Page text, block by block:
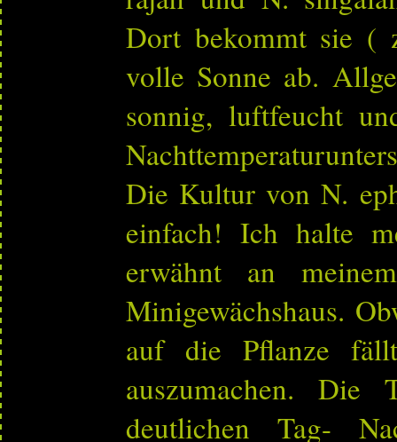
Dort bekommt sie (
volle Sonne ab.
sonnig, luftfeucht
Die Kultur von N.
einfach! Ich halte
erwähnt an
Minigewächshaus.
auf die Pflanze
auszumachen. Die
deutlichen Tag-